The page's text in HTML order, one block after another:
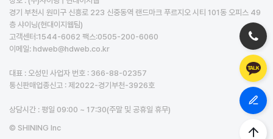
경기 부천시 원미구 신흥로 223 신중동역 랜드마크 푸르지오 시티 101동 오피스 49
층 샤이닝(현대이지웹팀)
고객센터:1544-6062 팩스:0505-200-6060
이메일: hdweb@hdweb.co.kr
대표 : 오성민 사업자 번호 : 366-88-02357
통신판매업종신고 : 제2022-경기부천-3926호
상담시간 : 평일 09:00 ~ 17:30(주말 및 공휴일 휴무)
© SHINING Inc